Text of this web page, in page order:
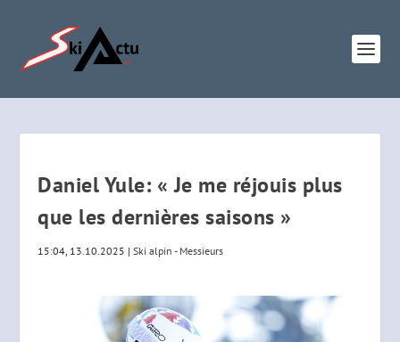
Daniel Yule: « Je me réjouis plus
que les dernières saisons »
15:04, 13.10.2025 |Ski alpin - Messieurs